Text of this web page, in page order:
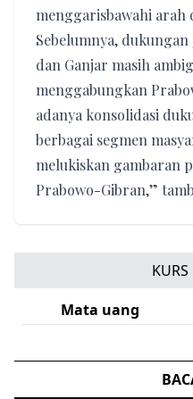
menggarisbawahi arah
Sebelumnya,
dan Ganjar masih
menggabungkan
adanya konsolidasi
berbagai segmen
melukiskan gambaran
Prabowo-Gibran,”
Mata uang